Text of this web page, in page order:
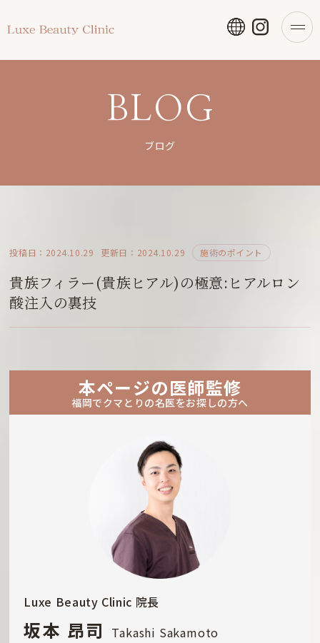
BLOG
ブログ
投稿日：2024.10.29 更新日：2024.10.29 施術のポイント
貴族フィラー(貴族ヒアル)の極意:ヒアルロン
酸注入の裏技
本ページの医師監修
福岡でクマとりの名医をお探しの方へ
Luxe Beauty Clinic 院長
坂本 昂司 Takashi Sakamoto